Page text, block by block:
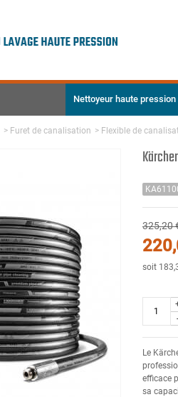
Nettoyeur haute pression
> Furet de canalisation > Flexible de
325,20
soit
-
Le
efficace
sa